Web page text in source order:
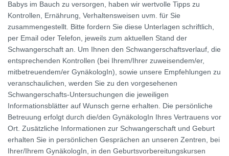
Babys im Bauch zu versorgen, haben wir wertvolle Tipps zu
Kontrollen, Ernährung, Verhaltensweisen uvm. für Sie
zusammengestellt. Bitte fordern Sie diese Unterlagen schriftlich,
per Email oder Telefon, jeweils zum aktuellen Stand der
Schwangerschaft an. Um Ihnen den Schwangerschaftsverlauf, die
entsprechenden Kontrollen (bei Ihrem/Ihrer zuweisendem/er,
mitbetreuendem/er GynäkologIn), sowie unsere Empfehlungen zu
veranschaulichen, werden Sie zu den vorgesehenen
Schwangerschafts-Untersuchungen die jeweiligen
Informationsblätter auf Wunsch gerne erhalten. Die persönliche
Betreuung erfolgt durch die/den GynäkologIn Ihres Vertrauens vor
Ort. Zusätzliche Informationen zur Schwangerschaft und Geburt
erhalten Sie in persönlichen Gesprächen an unseren Zentren, bei
Ihrer/Ihrem GynäkologIn, in den Geburtsvorbereitungskursen